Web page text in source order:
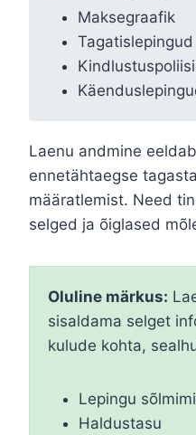
Maksegraafik
Tagatislepingud
Laenu andmine
ennetähtaegse
määratlemist. Need
selged ja õiglased
Oluline märkus:
sisaldama selget
kulude kohta,
Lepingu
Haldustasu